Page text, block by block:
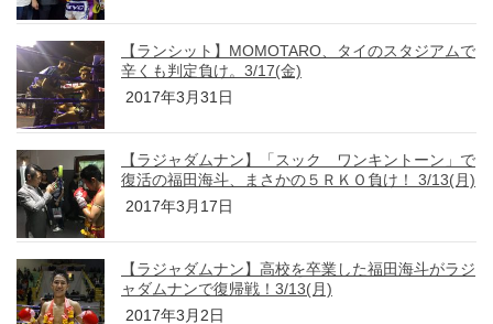
【ランシット】MOMOTARO、タイのスタジアムで
辛くも判定負け。3/17(金)
2017年3月31日
【ラジャダムナン】「スック ワンキントーン」で
復活の福田海斗、まさかの５ＲＫＯ負け！ 3/13(月)
2017年3月17日
【ラジャダムナン】高校を卒業した福田海斗がラジ
ャダムナンで復帰戦！3/13(月)
2017年3月2日